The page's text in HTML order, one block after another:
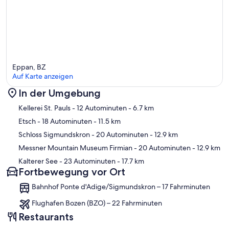
Karte
Eppan, BZ
Auf Karte anzeigen
In der Umgebung
Kellerei St. Pauls- 12 Autominuten- 6.7 km
Etsch- 18 Autominuten- 11.5 km
Schloss Sigmundskron- 20 Autominuten- 12.9 km
Messner Mountain Museum Firmian- 20 Autominuten- 12.9 km
Kalterer See- 23 Autominuten- 17.7 km
Fortbewegung vor Ort
Bahnhof Ponte d'Adige/Sigmundskron – 17 Fahrminuten
Flughafen Bozen (BZO) – 22 Fahrminuten
Restaurants